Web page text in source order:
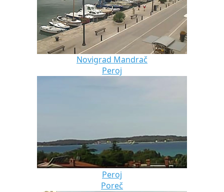
Novigrad Mandrač
Peroj
Peroj
Poreč